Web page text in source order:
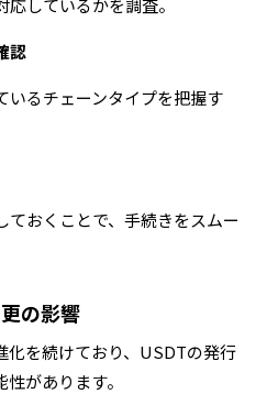
しているかを調査。
認
いるチェーンタイプを把握す
おくことで、手続きをスムー
の影響
化を続けており、USDTの発行
があります。